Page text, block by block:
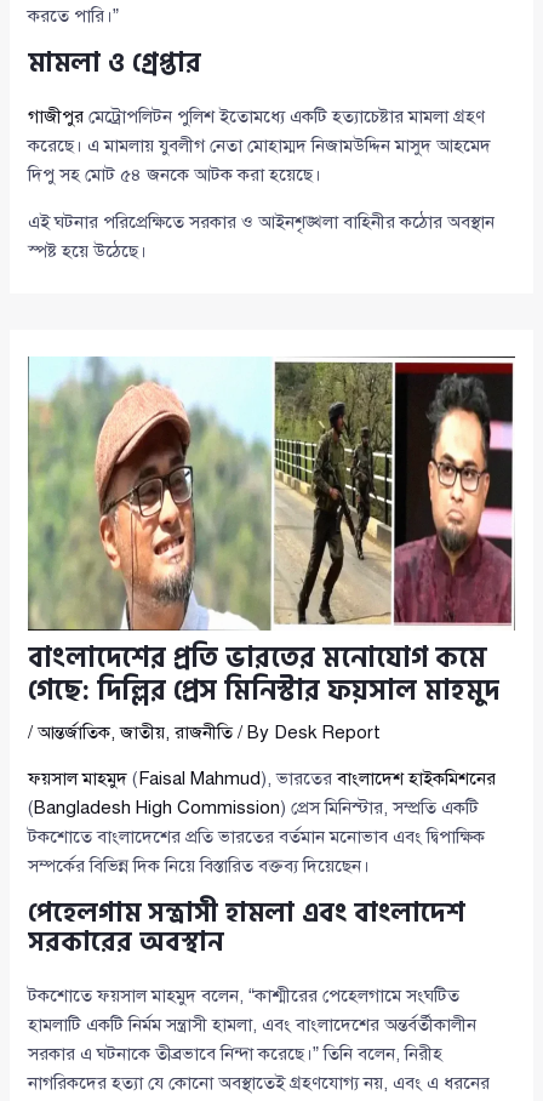
করতে পারি।”
মামলা ও গ্রেপ্তার
গাজীপুর মেট্রোপলিটন পুলিশ ইতোমধ্যে একটি হত্যাচেষ্টার মামলা গ্রহণ
করেছে। এ মামলায় যুবলীগ নেতা মোহাম্মদ নিজামউদ্দিন মাসুদ আহমেদ
দিপু সহ মোট ৫৪ জনকে আটক করা হয়েছে।
এই ঘটনার পরিপ্রেক্ষিতে সরকার ও আইনশৃঙ্খলা বাহিনীর কঠোর অবস্থান
স্পষ্ট হয়ে উঠেছে।
বাংলাদেশের প্রতি ভারতের মনোযোগ কমে
গেছে: দিল্লির প্রেস মিনিস্টার ফয়সাল মাহমুদ
/আন্তর্জাতিক,জাতীয়,রাজনীতি/ By Desk Report
ফয়সাল মাহমুদ ( Faisal Mahmud), ভারতেরবাংলাদেশ হাইকমিশনের
(Bangladesh High Commission) প্রেস মিনিস্টার, সম্প্রতি একটি
টকশোতে বাংলাদেশের প্রতি ভারতের বর্তমান মনোভাব এবং দ্বিপাক্ষিক
সম্পর্কের বিভিন্ন দিক নিয়ে বিস্তারিত বক্তব্য দিয়েছেন।
পেহেলগাম সন্ত্রাসী হামলা এবং বাংলাদেশ
সরকারের অবস্থান
টকশোতে ফয়সাল মাহমুদ বলেন, “কাশ্মীরের পেহেলগামে সংঘটিত
হামলাটি একটি নির্মম সন্ত্রাসী হামলা, এবং বাংলাদেশের অন্তর্বর্তীকালীন
সরকার এ ঘটনাকে তীব্রভাবে নিন্দা করেছে।” তিনি বলেন, নিরীহ
নাগরিকদের হত্যা যে কোনো অবস্থাতেই গ্রহণযোগ্য নয়, এবং এ ধরনের